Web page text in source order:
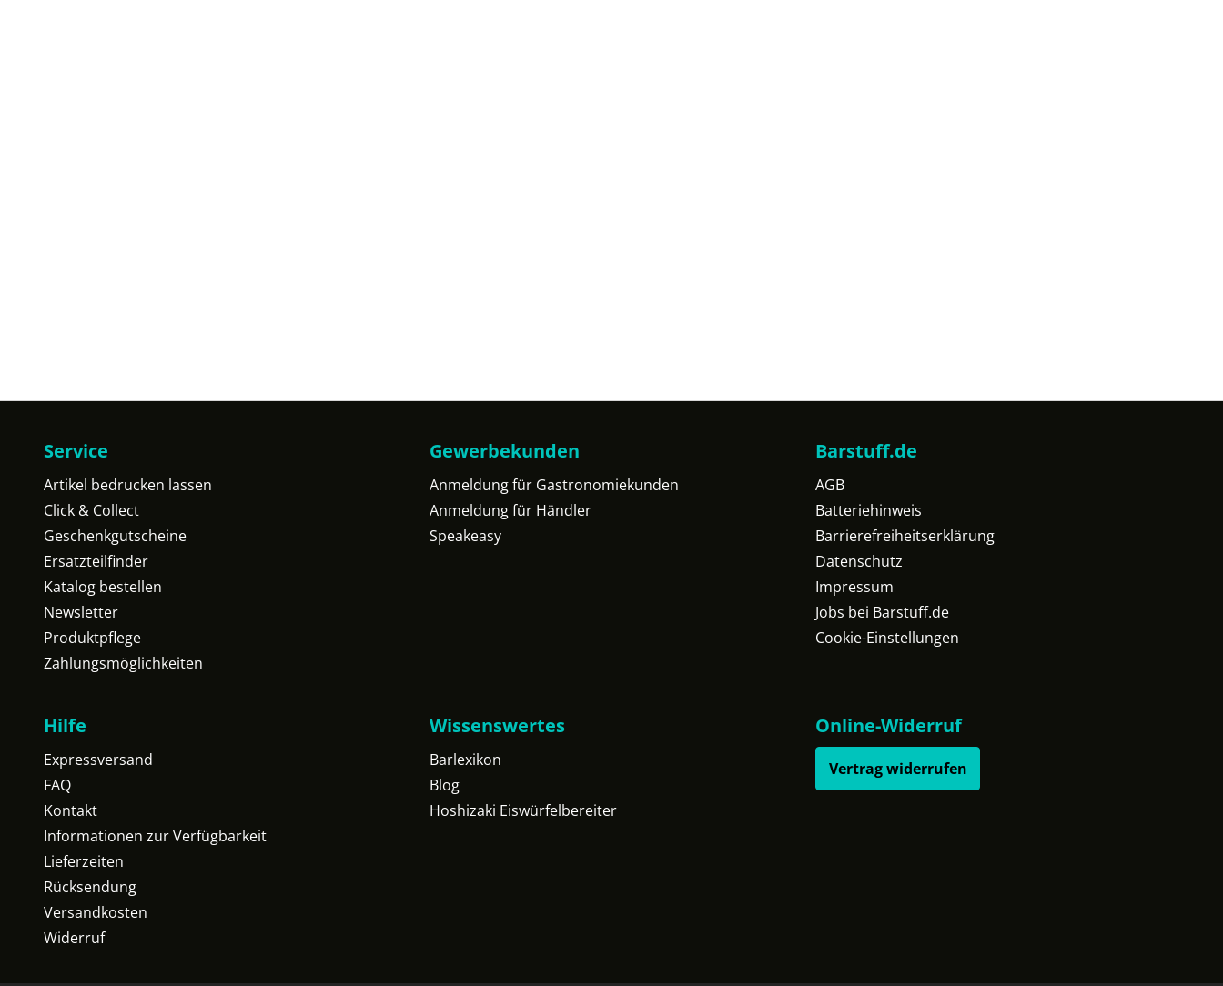
Service
Artikel bedrucken lassen
Click & Collect
Geschenkgutscheine
Ersatzteilfinder
Katalog bestellen
Newsletter
Produktpflege
Zahlungsmöglichkeiten
Gewerbekunden
Anmeldung für Gastronomiekunden
Anmeldung für Händler
Speakeasy
Barstuff.de
AGB
Batteriehinweis
Barrierefreiheitserklärung
Datenschutz
Impressum
Jobs bei Barstuff.de
Cookie-Einstellungen
Hilfe
Expressversand
FAQ
Kontakt
Informationen zur Verfügbarkeit
Lieferzeiten
Rücksendung
Versandkosten
Widerruf
Wissenswertes
Barlexikon
Blog
Hoshizaki Eiswürfelbereiter
Online-Widerruf
Vertrag widerrufen